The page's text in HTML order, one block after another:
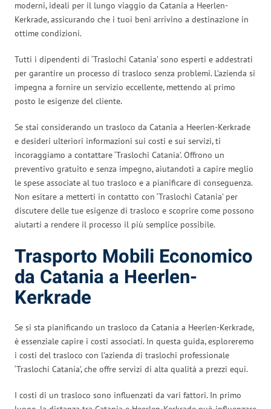
moderni, ideali per il lungo viaggio da Catania a Heerlen-
Kerkrade, assicurando che i tuoi beni arrivino a destinazione in
ottime condizioni.
Tutti i dipendenti di ‘Traslochi Catania’ sono esperti e addestrati
per garantire un processo di trasloco senza problemi. L’azienda si
impegna a fornire un servizio eccellente, mettendo al primo
posto le esigenze del cliente.
Se stai considerando un trasloco da Catania a Heerlen-Kerkrade
e desideri ulteriori informazioni sui costi e sui servizi, ti
incoraggiamo a contattare ‘Traslochi Catania’. Offrono un
preventivo gratuito e senza impegno, aiutandoti a capire meglio
le spese associate al tuo trasloco e a pianificare di conseguenza.
Non esitare a metterti in contatto con ‘Traslochi Catania’ per
discutere delle tue esigenze di trasloco e scoprire come possono
aiutarti a rendere il processo il più semplice possibile.
Trasporto Mobili Economico
da Catania a Heerlen-
Kerkrade
Se si sta pianificando un trasloco da Catania a Heerlen-Kerkrade,
è essenziale capire i costi associati. In questa guida, esploreremo
i costi del trasloco con l’azienda di traslochi professionale
‘Traslochi Catania’, che offre servizi di alta qualità a prezzi equi.
I costi di un trasloco sono influenzati da vari fattori. In primo